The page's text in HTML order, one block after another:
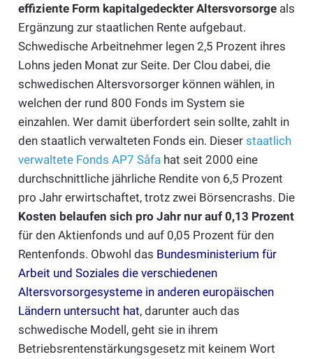
effiziente Form kapitalgedeckter Altersvorsorgeals
Ergänzung zur staatlichen Rente aufgebaut.
Schwedische Arbeitnehmer legen 2,5 Prozent ihres
Lohns jeden Monat zur Seite. Der Clou dabei, die
schwedischen Altersvorsorger können wählen, in
welchen der rund 800 Fonds im System sie
einzahlen. Wer damit überfordert sein sollte, zahlt in
den staatlich verwalteten Fonds ein. Dieserstaatlich
verwaltete Fonds AP7 Såfa hat seit 2000 eine
durchschnittliche jährliche Rendite von 6,5 Prozent
pro Jahr erwirtschaftet, trotz zwei Börsencrashs. Die
Kosten belaufen sich pro Jahr nur auf 0,13 Prozent
für den Aktienfonds und auf 0,05 Prozent für den
Rentenfonds. Obwohl das Bundesministerium für
Arbeit und Soziales die verschiedenen
Altersvorsorgesysteme in anderen europäischen
Ländern untersucht hat, darunter auch das
schwedische Modell, geht sie in ihrem
Betriebsrentenstärkungsgesetz mit keinem Wort